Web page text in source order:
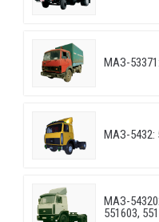
МАЗ-
МАЗ-5432:
МАЗ-
551603,